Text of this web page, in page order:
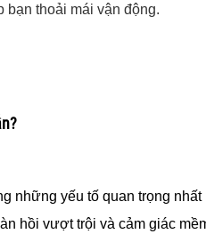
thoải mái vận động.
những yếu tố quan trọng
hồi vượt trội và cảm giác